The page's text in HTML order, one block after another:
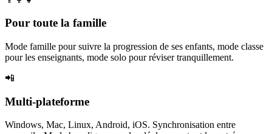
Pour toute la famille
Mode famille pour suivre la progression de ses enfants, mode classe
pour les enseignants, mode solo pour réviser tranquillement.
📲
Multi-plateforme
Windows, Mac, Linux, Android, iOS. Synchronisation entre